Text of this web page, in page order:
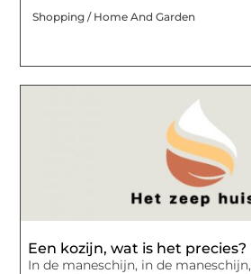
Shopping / Home And Garden
Een kozijn, wat is het precies?
In de maneschijn, in de